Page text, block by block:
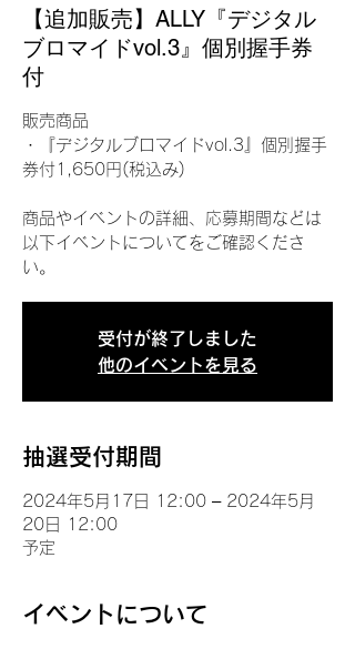
【追加販売】ALLY『デジタル
ブロマイドvol.3』個別握手券
付
販売商品
・『デジタルブロマイドvol.3』個別握手
券付1,650円(税込み)
商品やイベントの詳細、応募期間などは
以下イベントについてをご確認くださ
い。
受付が終了しました
他のイベントを見る
抽選受付期間
2024年5月17日 12:00 – 2024年5月
20日 12:00
予定
イベントについて